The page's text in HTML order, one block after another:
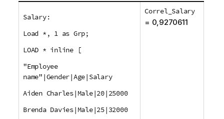
Salary:
Load *, 1 as Grp;
LOAD * inline [
"Employee
name"|Gender|Age|Salary
Aiden Charles|Male|20|25000
Brenda Davies|Male|25|32000
Correl_Salary
= 0,9270611